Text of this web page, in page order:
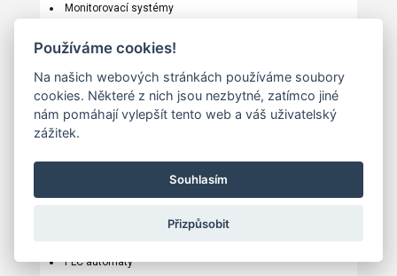
Monitorovací systémy
Nářadí-nástroje
Nýtovací technika
Odsávací systémy
Odstředivky
Parokondenzátní systémy
Plastové přepravní palety
PLC automaty
Používáme cookies!
Na našich webových stránkách používáme soubory
cookies. Některé z nich jsou nezbytné, zatímco jiné
nám pomáhají vylepšít tento web a váš uživatelský
zážitek.
Souhlasím
Přizpůsobit